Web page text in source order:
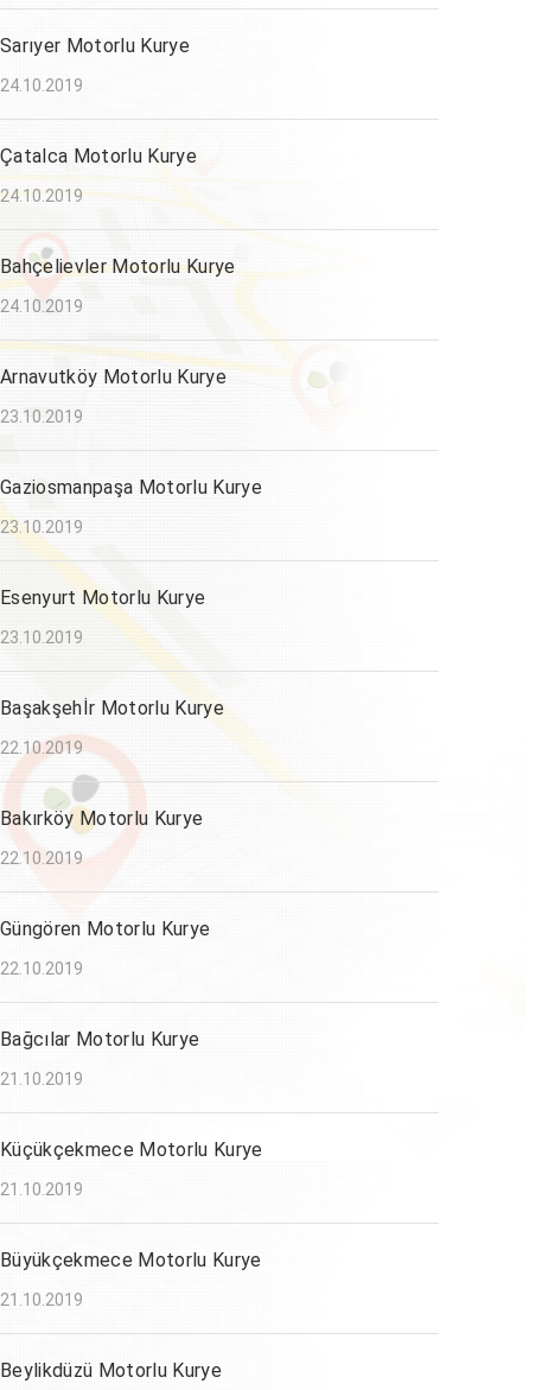
Sarıyer Motorlu Kurye
24.10.2019
Çatalca Motorlu Kurye
24.10.2019
Bahçelievler Motorlu Kurye
24.10.2019
Arnavutköy Motorlu Kurye
23.10.2019
Gaziosmanpaşa Motorlu Kurye
23.10.2019
Esenyurt Motorlu Kurye
23.10.2019
Başakşehİr Motorlu Kurye
22.10.2019
Bakırköy Motorlu Kurye
22.10.2019
Güngören Motorlu Kurye
22.10.2019
Bağcılar Motorlu Kurye
21.10.2019
Küçükçekmece Motorlu Kurye
21.10.2019
Büyükçekmece Motorlu Kurye
21.10.2019
Beylikdüzü Motorlu Kurye